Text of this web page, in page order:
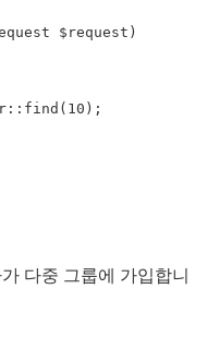
$request )
:: find ( 10 );
다중 그룹에 가입합니